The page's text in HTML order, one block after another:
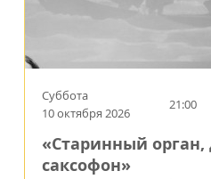
Суббота
10 октября 2026
21:00
«Старинный орган,
саксофон»